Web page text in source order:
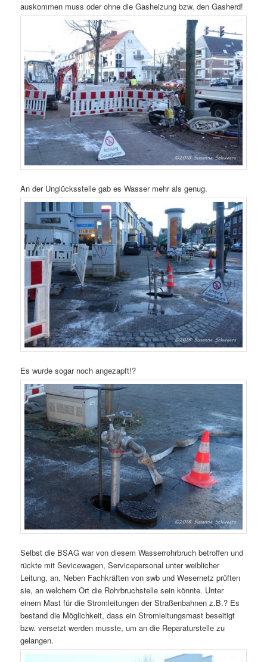
auskommen muss oder ohne die Gasheizung bzw. den Gasherd!
An der Unglücksstelle gab es Wasser mehr als genug.
Es wurde sogar noch angezapft!?
Selbst die BSAG war von diesem Wasserrohrbruch betroffen und
rückte mit Sevicewagen, Servicepersonal unter weiblicher
Leitung, an. Neben Fachkräften von swb und Wesernetz prüften
sie, an welchem Ort die Rohrbruchstelle sein könnte. Unter
einem Mast für die Stromleitungen der Straßenbahnen z.B.? Es
bestand die Möglichkeit, dass ein Stromleitungsmast beseitigt
bzw. versetzt werden musste, um an die Reparaturstelle zu
gelangen.